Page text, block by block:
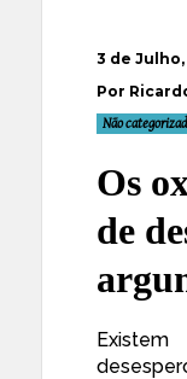
3 de
Por
Não
Os
de